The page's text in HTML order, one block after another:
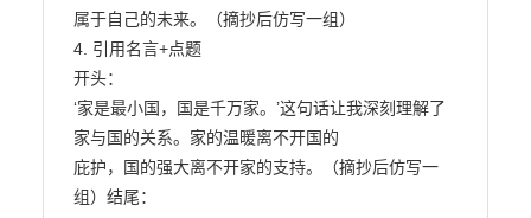
属于自己的未来。（摘抄后仿写一组）
4. 引用名言+点题
开头：
‘家是最小国，国是千万家。’这句话让我深刻理解了
家与国的关系。家的温暖离不开国的
庇护，国的强大离不开家的支持。（摘抄后仿写一
组）结尾：